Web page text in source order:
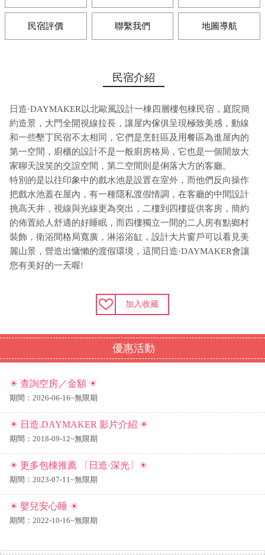
民宿評價 聯繫我們 地圖導航
民宿介紹
日造·DAYMAKER以北歐風設計一棟四層樓包棟民宿，庭院簡
約造景，大門全開視線拉長，讓屋內傢俱呈現極致美感，動線
和一些墾丁民宿不太相同，它們是烹飪區及用餐區為進屋內的
第一空間，廚櫃的設計不是一般廚房格局，它也是一個開放大
家聊天說笑的交誼空間，第二空間則是俐落大方的客廳。
特別的是以往印象中的戲水池是設置在室外，而他們反向操作
把戲水池蓋在屋內，有一種隱私渡假情調，在客廳的中間設計
挑高天井，視線與光線更為突出，二樓到四樓提供客房，簡約
的佈置給人舒適的好睡眠，而四樓獨立一間的二人房有點鄉村
裝飾，衛浴間格局寬廣，淋浴浴缸，設計大片窗戶可以看見美
麗山景，營造出慵懶的渡假環境，這間日造·DAYMAKER會讓
您有美好的一天喔!
加入收藏
優惠活動
☀ 查詢空房／金額 ☀
期間：2026-06-16~無限期
☀ 日造.DAYMAKER 影片介紹 ☀
期間：2018-09-12~無限期
☀ 更多包棟推薦 〔日造·深光〕☀
期間：2023-07-11~無限期
☀ 嬰兒安心睡 ☀
期間：2022-10-16~無限期